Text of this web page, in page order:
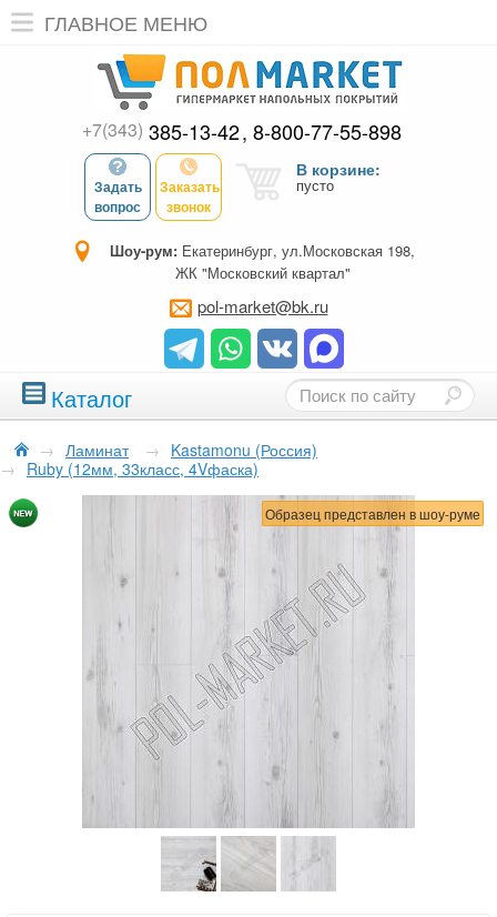
ГЛАВНОЕ МЕНЮ
+7(343) 385-13-42 8-800-77-55-898
Задать
вопрос
Заказать
звонок
В корзине:
пусто
Шоу-рум: Екатеринбург, ул.Московская 198,
ЖК "Московский квартал"
pol-market@bk.ru
Каталог
→ Ламинат → Kastamonu (Россия)
→ Ruby (12мм, 33класс, 4Vфаска)
Образец представлен в шоу-руме